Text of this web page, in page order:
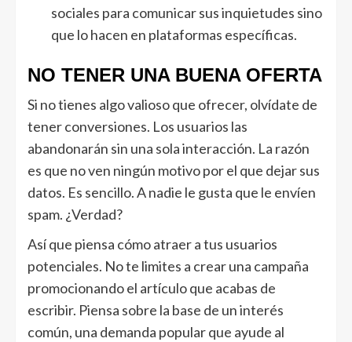
sociales para comunicar sus inquietudes sino
que lo hacen en plataformas específicas.
NO TENER UNA BUENA OFERTA
Si no tienes algo valioso que ofrecer, olvídate de
tener conversiones. Los usuarios las
abandonarán sin una sola interacción. La razón
es que no ven ningún motivo por el que dejar sus
datos. Es sencillo. A nadie le gusta que le envíen
spam. ¿Verdad?
Así que piensa cómo atraer a tus usuarios
potenciales. No te limites a crear una campaña
promocionando el artículo que acabas de
escribir. Piensa sobre la base de un interés
común, una demanda popular que ayude al